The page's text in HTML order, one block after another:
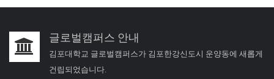
글로벌캠퍼스 안내
김포대학교 글로벌캠퍼스가 김포한강신도시 운양동에 새롭게
건립되었습니다.